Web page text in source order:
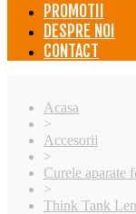
PROMOTII
DESPRE NOI
CONTACT
Acasa
>
Accesorii
>
Curele aparate
>
Think Tank